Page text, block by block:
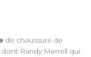
de chaussure de
dont Randy Merrell qui